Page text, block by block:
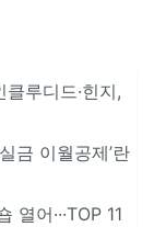
루디드·힌지,
금 이월공제’란
어···TOP 11